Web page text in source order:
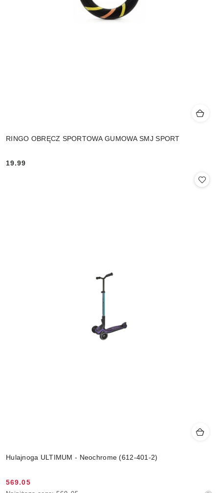
RINGO OBRĘCZ SPORTOWA GUMOWA SMJ SPORT
Cena:
19.99
Hulajnoga ULTIMUM - Neochrome (612-401-2)
Cena
569.05